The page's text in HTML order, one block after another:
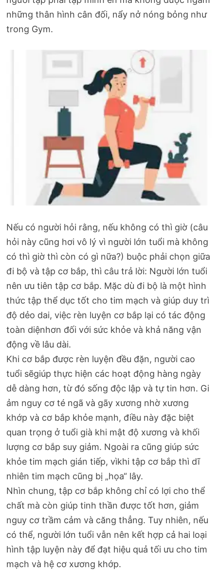
những thân hình cân đối, nẩy nở nóng bỏng như
trong Gym.
Nếu có người hỏi rằng, nếu không có thì giờ (câu
hỏi này cũng hơi vô lý vì người lớn tuổi mà không
có thì giờ thì còn có gì nữa?) buộc phải chọn giữa
đi bộ và tập cơ bắp, thì câu trả lời: Người lớn tuổi
nên ưu tiên tập cơ bắp. Mặc dù đi bộ là một hình
thức tập thể dục tốt cho tim mạch và giúp duy trì
độ dẻo dai, việc rèn luyện cơ bắp lại có tác động
toàn diệnhơn đối với sức khỏe và khả năng vận
động về lâu dài.
Khi cơ bắp được rèn luyện đều đặn, người cao
tuổi sẽgiúp thực hiện các hoạt động hàng ngày
dễ dàng hơn, từ đó sống độc lập và tự tin hơn. Gi
ảm nguy cơ té ngã và gãy xương nhờ xương
khớp và cơ bắp khỏe mạnh, điều này đặc biệt
quan trọng ở tuổi già khi mật độ xương và khối
lượng cơ bắp suy giảm. Ngoài ra cũng giúp sức
khỏe tim mạch gián tiếp, vìkhi tập cơ bắp thì dĩ
nhiên tim mạch cũng bị „họa“ lây.
Nhìn chung, tập cơ bắp không chỉ có lợi cho thể
chất mà còn giúp tinh thần được tốt hơn, giảm
nguy cơ trầm cảm và căng thẳng. Tuy nhiên, nếu
có thể, người lớn tuổi vẫn nên kết hợp cả hai loại
hình tập luyện này để đạt hiệu quả tối ưu cho tim
mạch và hệ cơ xương khớp.